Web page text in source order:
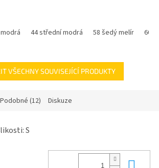
vysoký komfort při nošení. Vybírat
44 střední modrá 58 šedý melír 60
VŠECHNY SOUVISEJÍCÍ PRODUKTY
Podobné (12) Diskuze
S